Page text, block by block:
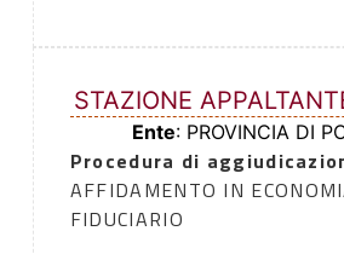
STAZIONE
Ente: PROVINCIA DI
Procedura di
AFFIDAMENTO IN
FIDUCIARIO